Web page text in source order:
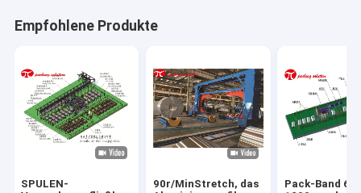
Empfohlene Produkte
SPULEN-
90r/MinStretch, das
Pack-Band